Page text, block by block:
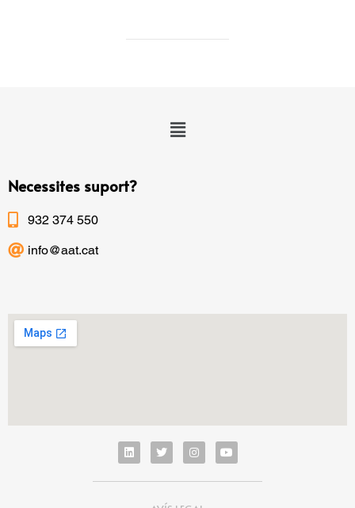
Necessites suport?
932 374 550
info@aat.cat